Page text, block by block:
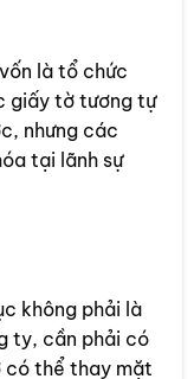
là tổ chức
giấy tờ tương tự
nhưng các
tại lãnh sự
không phải là
ty, cần phải có
có thể thay mặt